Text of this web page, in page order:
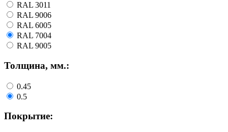
RAL 3011
RAL 9006
RAL 6005
RAL 7004
RAL 9005
Толщина, мм.:
0.45
0.5
Покрытие: